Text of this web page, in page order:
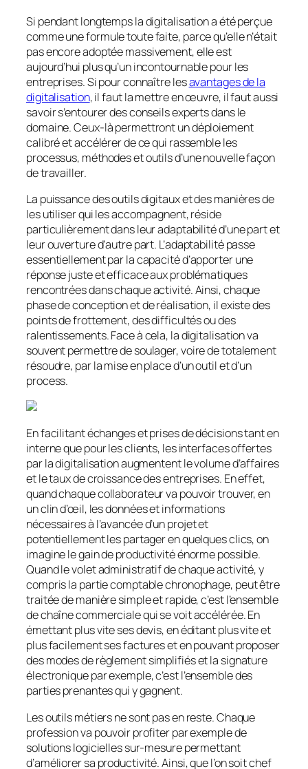
Si pendant longtemps la digitalisation a été perçue
comme une formule toute faite, parce qu’elle n’était
pas encore adoptée massivement, elle est
aujourd’hui plus qu’un incontournable pour les
entreprises. Si pour connaître lesavantages de la
digitalisation, il faut la mettre en œuvre, il faut aussi
savoir s’entourer des conseils experts dans le
domaine. Ceux-là permettront un déploiement
calibré et accélérer de ce qui rassemble les
processus, méthodes et outils d’une nouvelle façon
de travailler.
La puissance des outils digitaux et des manières de
les utiliser qui les accompagnent, réside
particulièrement dans leur adaptabilité d’une part et
leur ouverture d’autre part. L’adaptabilité passe
essentiellement par la capacité d’apporter une
réponse juste et efficace aux problématiques
rencontrées dans chaque activité. Ainsi, chaque
phase de conception et de réalisation, il existe des
points de frottement, des difficultés ou des
ralentissements. Face à cela, la digitalisation va
souvent permettre de soulager, voire de totalement
résoudre, par la mise en place d’un outil et d’un
process.
En facilitant échanges et prises de décisions tant en
interne que pour les clients, les interfaces offertes
par la digitalisation augmentent le volume d’affaires
et le taux de croissance des entreprises. En effet,
quand chaque collaborateur va pouvoir trouver, en
un clin d’œil, les données et informations
nécessaires à l’avancée d’un projet et
potentiellement les partager en quelques clics, on
imagine le gain de productivité énorme possible.
Quand le volet administratif de chaque activité, y
compris la partie comptable chronophage, peut être
traitée de manière simple et rapide, c’est l’ensemble
de chaîne commerciale qui se voit accélérée. En
émettant plus vite ses devis, en éditant plus vite et
plus facilement ses factures et en pouvant proposer
des modes de règlement simplifiés et la signature
électronique par exemple, c’est l’ensemble des
parties prenantes qui y gagnent.
Les outils métiers ne sont pas en reste. Chaque
profession va pouvoir profiter par exemple de
solutions logicielles sur-mesure permettant
d’améliorer sa productivité. Ainsi, que l’on soit chef